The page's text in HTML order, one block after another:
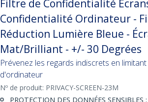
Filtre de Confidentialité
Confidentialité Ordinateur -
Réduction Lumière Bleue -
Mat/Brilliant - +/- 30 Degrées
Prévenez les regards indiscrets en
d'ordinateur
Nº de produit: PRIVACY-SCREEN-23M
PROTECTION DES DONNÉES